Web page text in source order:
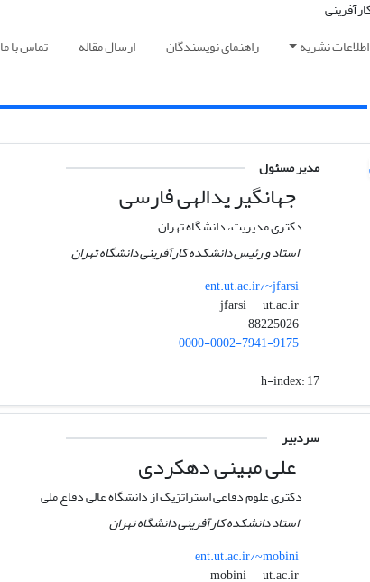
اطلاعات نشریه راهنمای نویسندگان ارسال مقاله تماس با ما
مدیر مسئول
جهانگیر یدالهی فارسی
دکتری مدیریت، دانشگاه تهران
استاد و رئیس دانشکده کارآفرینی دانشگاه تهران
ent.ut.ac.ir/~jfarsi
jfarsi
ut.ac.ir
88225026
0000-0002-7941-9175
h-index:17
سردبیر
علی مبینی دهکردی
دکتری علوم دفاعی استراتژیک از دانشگاه عالی دفاع ملی
استاد دانشکده کارآفرینی دانشگاه تهران
ent.ut.ac.ir/~mobini
mobini
ut.ac.ir